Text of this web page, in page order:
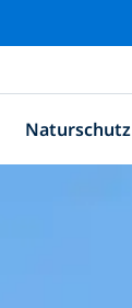
Naturschutz